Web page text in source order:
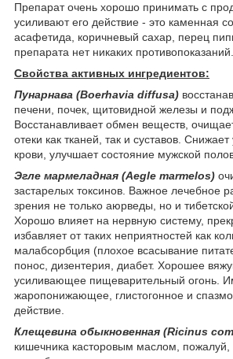
Препарат очень хорошо принимать с
усиливают его действие - это каменная
асафетида, коричневый сахар, перец
препарата нет никаких противопоказаний.
Свойства активных ингредиентов:
Пунарнава (Boerhavia diffusa)
печени, почек, щитовидной железы и
Восстанавливает обмен веществ,
отеки как тканей, так и суставов.
крови, улучшает состояние мужской
Эгле мармеладная (Aegle marmelos)
застарелых токсинов. Важное лечебное
зрения не только аюрведы, но и
Хорошо влияет на нервную систему,
избавляет от таких неприятностей как
малабсорбция (плохое всасывание
понос, дизентерия, диабет. Хорошее
усиливающее пищеварительный огонь.
жаропонижающее, глистогонное и
действие.
Клещевина обыкновенная (Ricinus
кишечника касторовым маслом, пожалуй,